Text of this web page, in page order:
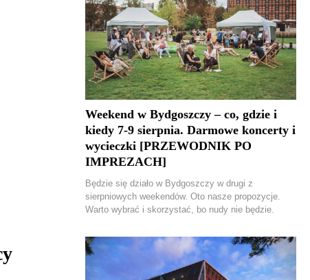
Weekend w Bydgoszczy – co, gdzie i
kiedy 7-9 sierpnia. Darmowe koncerty i
wycieczki [PRZEWODNIK PO
IMPREZACH]
Będzie się działo w Bydgoszczy w drugi z
sierpniowych weekendów. Oto nasze propozycje.
Warto wybrać i skorzystać, bo nudy nie będzie.